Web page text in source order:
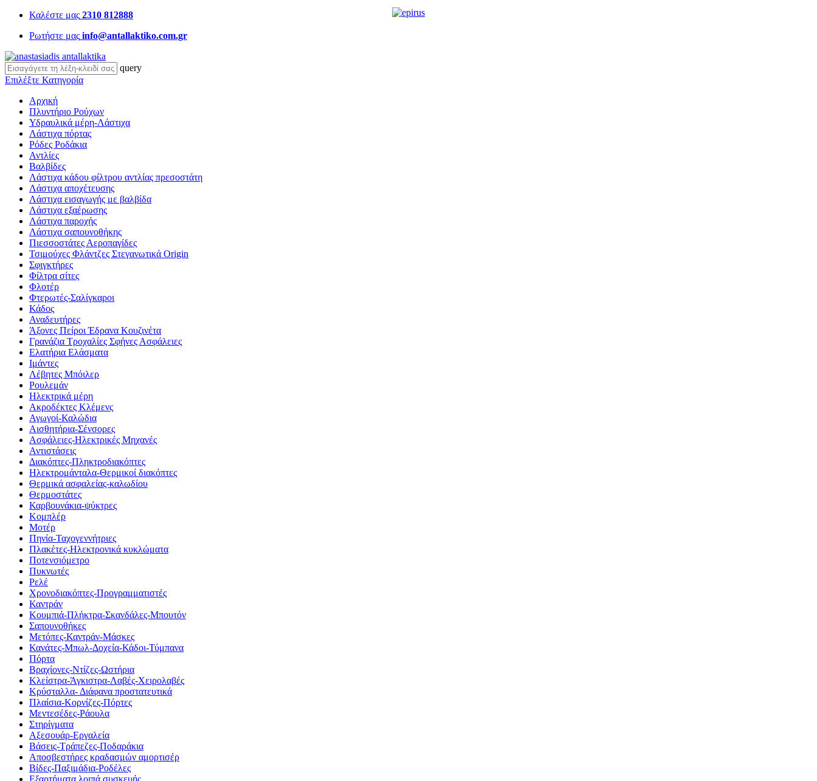
Καλέστε μας 2310 812888
Ρωτήστε μας info@antallaktiko.com.gr
query
Επιλέξτε Κατηγορία
Αρχική
Πλυντήριο Ρούχων
Υδραυλικά μέρη-Λάστιχα
Λάστιχα πόρτας
Ρόδες Ροδάκια
Αντλίες
Βαλβίδες
Λάστιχα κάδου φίλτρου αντλίας πρεσοστάτη
Λάστιχα αποχέτευσης
Λάστιχα εισαγωγής με βαλβίδα
Λάστιχα εξαέρωσης
Λάστιχα παροχής
Λάστιχα σαπουνοθήκης
Πιεσσοστάτες Αεροπαγίδες
Τσιμούχες Φλάντζες Στεγανωτικά Origin
Σφιγκτήρες
Φίλτρα σίτες
Φλοτέρ
Φτερωτές-Σαλίγκαροι
Κάδος
Αναδευτήρες
Άξονες Πείροι Έδρανα Κουζινέτα
Γρανάζια Τροχαλίες Σφήνες Ασφάλειες
Ελατήρια Ελάσματα
Ιμάντες
Λέβητες Μπόιλερ
Ρουλεμάν
Ηλεκτρικά μέρη
Ακροδέκτες Κλέμενς
Αγωγοί-Καλώδια
Αισθητήρια-Σένσορες
Ασφάλειες-Ηλεκτρικές Μηχανές
Αντιστάσεις
Διακόπτες-Πληκτροδιακόπτες
Ηλεκτρομάνταλα-Θερμικοί διακόπτες
Θερμικά ασφαλείας-καλωδίου
Θερμοστάτες
Καρβουνάκια-ψύκτρες
Κομπλέρ
Μοτέρ
Πηνία-Ταχογεννήτριες
Πλακέτες-Ηλεκτρονικά κυκλώματα
Ποτενσιόμετρο
Πυκνωτές
Ρελέ
Χρονοδιακόπτες-Προγραμματιστές
Καντράν
Κουμπιά-Πλήκτρα-Σκανδάλες-Μπουτόν
Σαπουνοθήκες
Μετόπες-Καντράν-Μάσκες
Κανάτες-Μπωλ-Δοχεία-Κάδοι-Τύμπανα
Πόρτα
Βραχίονες-Ντίζες-Ωστήρια
Κλείστρα-Άγκιστρα-Λαβές-Χειρολαβές
Κρύσταλλα- Διάφανα προστατευτικά
Πλαίσια-Κορνίζες-Πόρτες
Μεντεσέδες-Ράουλα
Στηρίγματα
Αξεσουάρ-Εργαλεία
Βάσεις-Τράπεζες-Ποδαράκια
Αποσβεστήρες κραδασμών αμορτισέρ
Βίδες-Παξιμάδια-Ροδέλες
Εξαρτήματα λοιπά συσκευής